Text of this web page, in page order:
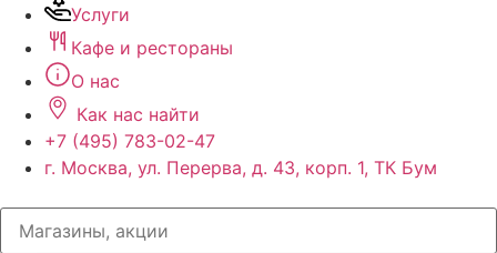
Услуги
Кафе и рестораны
О нас
Как нас найти
+7 (495) 783-02-47
г. Москва, ул. Перерва, д. 43, корп. 1, ТК Бум
Search